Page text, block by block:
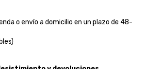
o envío a domicilio en un plazo de 48-